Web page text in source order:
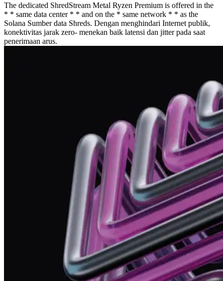
The dedicated ShredStream Metal Ryzen Premium is offered in the
* * same data center * * and on the * same network * * as the
Solana Sumber data Shreds. Dengan menghindari Internet publik,
konektivitas jarak zero- menekan baik latensi dan jitter pada saat
penerimaan arus.